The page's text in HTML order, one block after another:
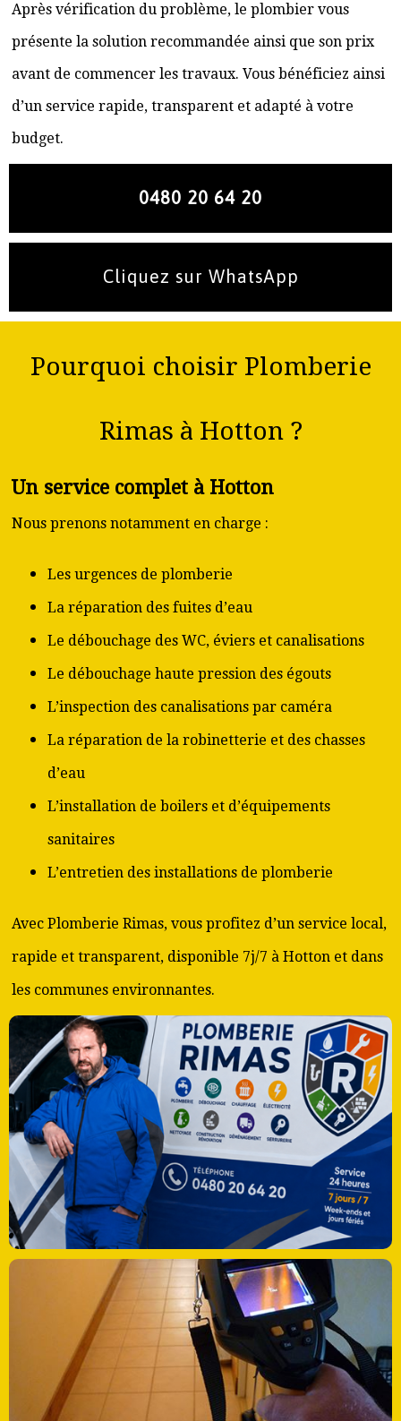
Après vérification du problème, le plombier vous
présente la solution recommandée ainsi que son prix
avant de commencer les travaux. Vous bénéficiez ainsi
d’un service rapide, transparent et adapté à votre
budget.
0480 20 64 20
Cliquez sur WhatsApp
Pourquoi choisir Plomberie
Rimas à Hotton ?
Un service complet à Hotton
Nous prenons notamment en charge :
Les urgences de plomberie
La réparation des fuites d’eau
Le débouchage des WC, éviers et canalisations
Le débouchage haute pression des égouts
L’inspection des canalisations par caméra
La réparation de la robinetterie et des chasses
d’eau
L’installation de boilers et d’équipements
sanitaires
L’entretien des installations de plomberie
Avec Plomberie Rimas, vous profitez d’un service local,
rapide et transparent, disponible 7j/7 à Hotton et dans
les communes environnantes.